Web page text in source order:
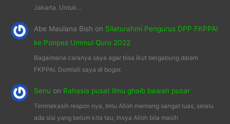
Jakarta. Untuk…
Abe Maulana Bish on Silaturahmi Pengurus DPP FKPPAI
ke Ponpes Ummul Quro 2022
Bagaimana caranya saya agar bisa ikut bergabung dalam
FKPPAI. Domisili saya di bogor.
Senu on Rahasia pusat ilmu ghaib bawah pusar
Terimakasih respon nya, Ilmu Alloh memang sangat luas, selalu
ada sisi yang belum kita tau, Insya Alloh bila masih